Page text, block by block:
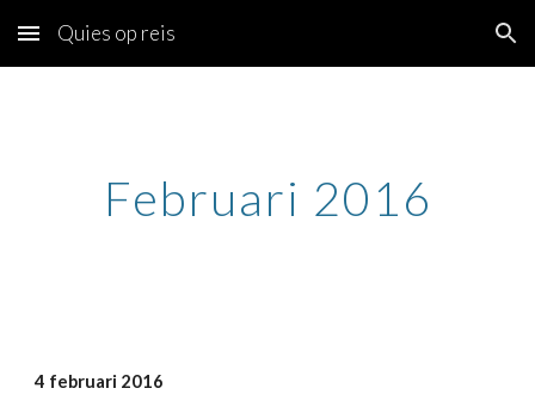
Skip to main content Skip to navigation
Quies op reis
Februari 2016
4 februari 2016